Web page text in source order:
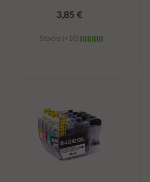
3,85 €
Stocks (+10)